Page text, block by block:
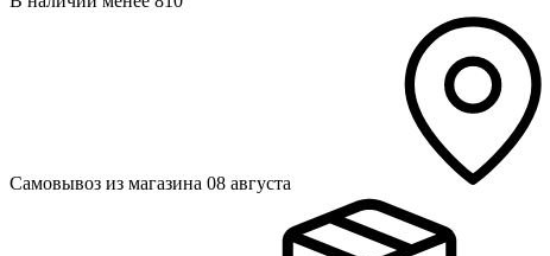
Самовывоз из магазина 08 августа